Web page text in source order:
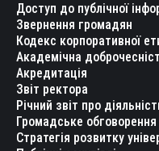
Доступ до публічної
Звернення громадян
Кодекс корпоративної
Академічна
Акредитація
Звіт ректора
Річний звіт про
Громадське обговорення
Стратегія розвитку